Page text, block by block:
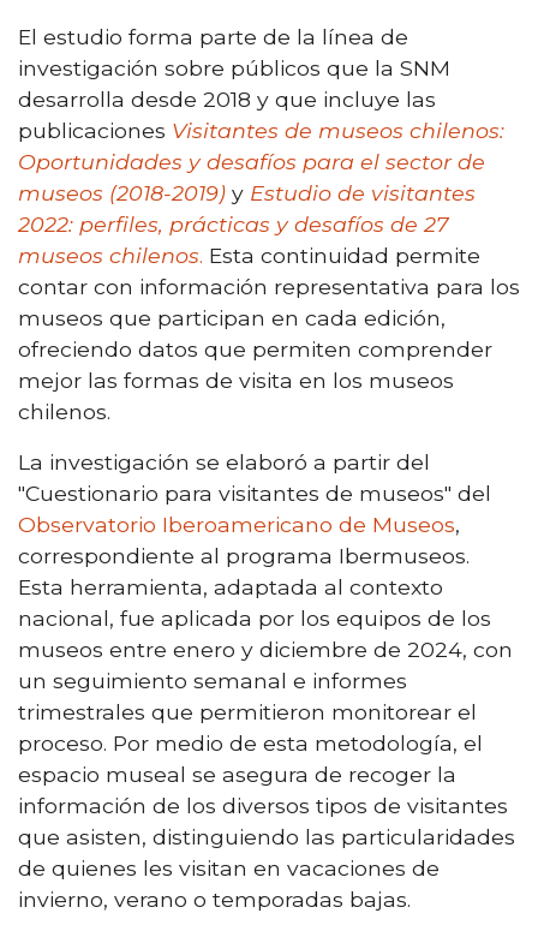
El estudio forma parte de la línea de
investigación sobre públicos que la SNM
desarrolla desde 2018 y que incluye las
publicaciones Visitantes de museos chilenos:
Oportunidades y desafíos para el sector de
museos (2018-2019) y Estudio de visitantes
2022: perfiles, prácticas y desafíos de 27
museos chilenos. Esta continuidad permite
contar con información representativa para los
museos que participan en cada edición,
ofreciendo datos que permiten comprender
mejor las formas de visita en los museos
chilenos.
La investigación se elaboró a partir del
"Cuestionario para visitantes de museos" del
Observatorio Iberoamericano de Museos,
correspondiente al programa Ibermuseos.
Esta herramienta, adaptada al contexto
nacional, fue aplicada por los equipos de los
museos entre enero y diciembre de 2024, con
un seguimiento semanal e informes
trimestrales que permitieron monitorear el
proceso. Por medio de esta metodología, el
espacio museal se asegura de recoger la
información de los diversos tipos de visitantes
que asisten, distinguiendo las particularidades
de quienes les visitan en vacaciones de
invierno, verano o temporadas bajas.